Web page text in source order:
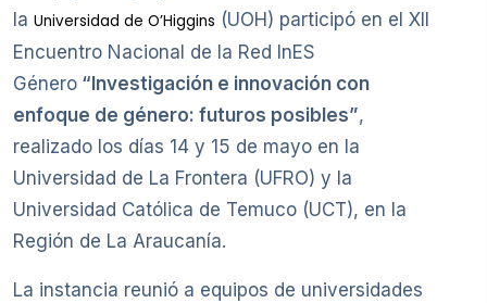
la Universidad de O’Higgins (UOH) participó en el XII
Encuentro Nacional de la Red InES
Género “Investigación e innovación con
enfoque de género: futuros posibles”,
realizado los días 14 y 15 de mayo en la
Universidad de La Frontera (UFRO) y la
Universidad Católica de Temuco (UCT), en la
Región de La Araucanía.
La instancia reunió a equipos de universidades